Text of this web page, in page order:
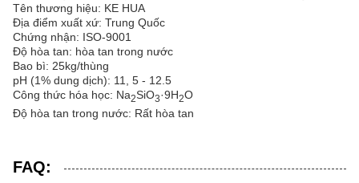
Tên thương hiệu: KE HUA
Địa điểm xuất xứ: Trung Quốc
Chứng nhận: ISO-9001
Độ hòa tan: hòa tan trong nước
Bao bì: 25kg/thùng
pH (1% dung dịch): 11, 5 - 12.5
Công thức hóa học: Na2SiO3·9H2O
Độ hòa tan trong nước: Rất hòa tan
FAQ: